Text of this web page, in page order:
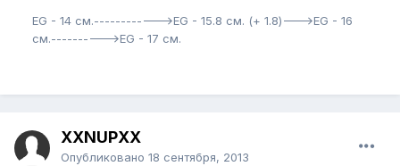
EG - 14 см.------------>EG - 15.8 см. (+ 1.8)--->EG - 16
см.---------->EG - 17 см.
XXNUPXX
Опубликовано 18 сентября, 2013